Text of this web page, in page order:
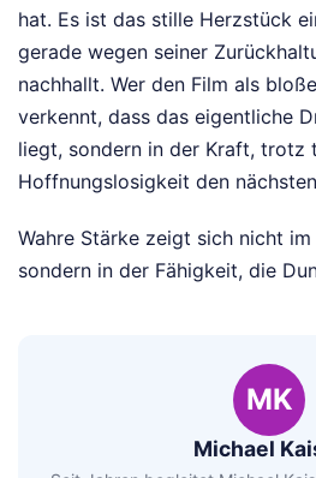
hat. Es ist das stille Herzstück
gerade wegen seiner
nachhallt. Wer den Film als
verkennt, dass das eigentliche
liegt, sondern in der Kraft, trotz
Hoffnungslosigkeit den
Wahre Stärke zeigt sich nicht
sondern in der Fähigkeit, die
MK
Michael